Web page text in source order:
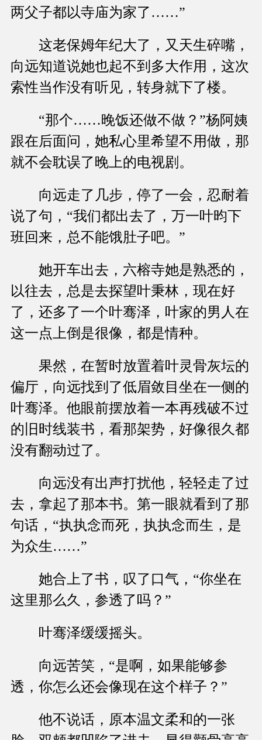
两父子都以寺庙为家了……”
这老保姆年纪大了，又天生碎嘴，
向远知道说她也起不到多大作用，这次
索性当作没有听见，转身就下了楼。
“那个……晚饭还做不做？”杨阿姨
跟在后面问，她私心里希望不用做，那
就不会耽误了晚上的电视剧。
向远走了几步，停了一会，忍耐着
说了句，“我们都出去了，万一叶昀下
班回来，总不能饿肚子吧。”
她开车出去，六榕寺她是熟悉的，
以往去，总是去探望叶秉林，现在好
了，还多了一个叶骞泽，叶家的男人在
这一点上倒是很像，都是情种。
果然，在暂时放置着叶灵骨灰坛的
偏厅，向远找到了低眉敛目坐在一侧的
叶骞泽。他眼前摆放着一本再残破不过
的旧时线装书，看那架势，好像很久都
没有翻动过了。
向远没有出声打扰他，轻轻走了过
去，拿起了那本书。第一眼就看到了那
句话，“执执念而死，执执念而生，是
为众生……”
她合上了书，叹了口气，“你坐在
这里那么久，参透了吗？”
叶骞泽缓缓摇头。
向远苦笑，“是啊，如果能够参
透，你怎么还会像现在这个样子？”
他不说话，原本温文柔和的一张